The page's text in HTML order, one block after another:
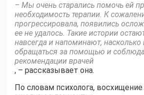
– Мы очень старались помочь ей
необходимость терапии. К
прогрессировала, появились
ее не удалось. Такие истории
навсегда и напоминают,
обращаться за помощью и
рекомендации врачей
, – рассказывает она.
По словам психолога,